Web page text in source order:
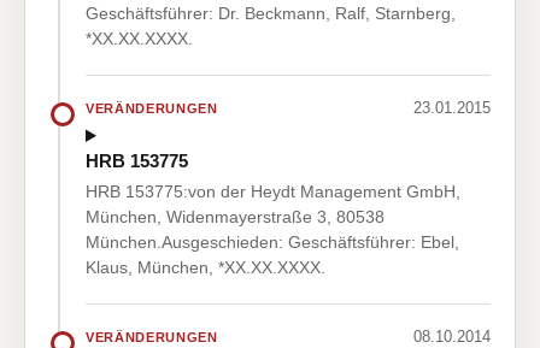
Geschäftsführer: Dr. Beckmann, Ralf, Starnberg,
*XX.XX.XXXX.
VERÄNDERUNGEN 23.01.2015
HRB 153775
HRB 153775:von der Heydt Management GmbH,
München, Widenmayerstraße 3, 80538
München.Ausgeschieden: Geschäftsführer: Ebel,
Klaus, München, *XX.XX.XXXX.
VERÄNDERUNGEN 08.10.2014